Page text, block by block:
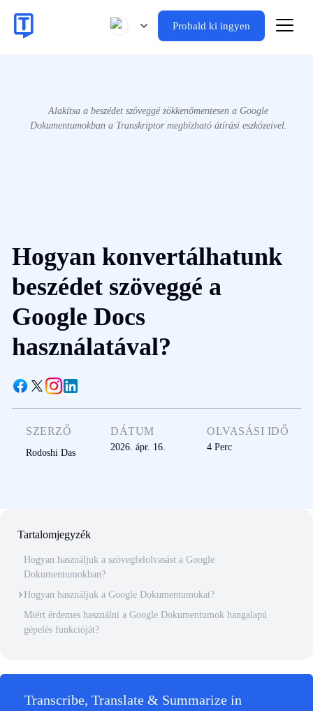
Probald ki ingyen
Alakítsa a beszédet szöveggé zökkenőmentesen a Google
Dokumentumokban a Transkriptor megbízható átírási eszközeivel.
Hogyan konvertálhatunk
beszédet szöveggé a
Google Docs
használatával?
SZERZŐ
Rodoshi Das
DÁTUM
2026. ápr. 16.
OLVASÁSI IDŐ
4 Perc
Tartalomjegyzék
Hogyan használjuk a szövegfelolvasást a Google
Dokumentumokban?
Hogyan használjuk a Google Dokumentumokat?
Miért érdemes használni a Google Dokumentumok hangalapú
gépelés funkcióját?
Transcribe, Translate & Summarize in